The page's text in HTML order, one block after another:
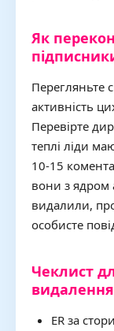
Як
Перегляньте
активність
Перевірте
теплі ліди
10-15
вони з ядром
видалили,
особисте
Чеклист
видалення
ER за